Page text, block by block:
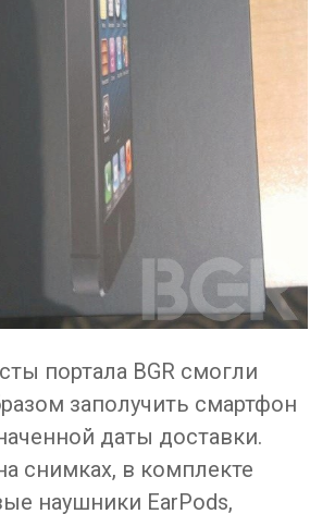
портала BGR смогли
заполучить смартфон
даты доставки.
снимках, в комплекте
наушники EarPods,